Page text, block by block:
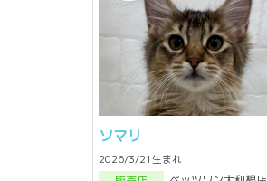
ソマリ
2026/3/21生まれ